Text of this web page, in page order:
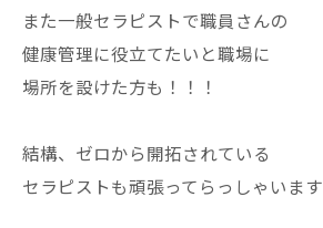
また一般セラピストで職員さんの
健康管理に役立てたいと職場に
場所を設けた方も！！！
結構、ゼロから開拓されている
セラピストも頑張ってらっしゃいます